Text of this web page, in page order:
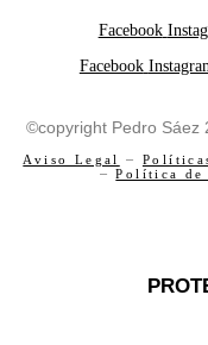
Facebook
Facebook
©copyright Pedro Sáez
Aviso Legal –
–Política de